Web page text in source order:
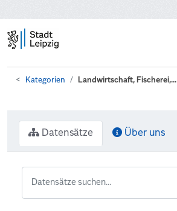
Kategorien Landwirtschaft, Fischerei,...
Datensätze Über uns